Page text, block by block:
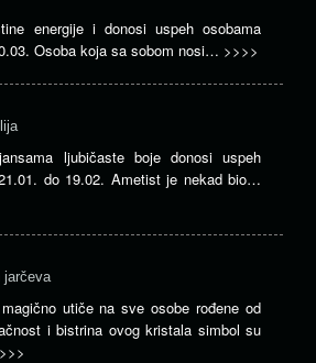
energije i donosi uspeh osobama
Osoba koja sa sobom nosi… >>>>
ljubičaste boje donosi uspeh
do 19.02. Ametist je nekad bio…
jarčeva
utiče na sve osobe rođene od
i bistrina ovog kristala simbol su